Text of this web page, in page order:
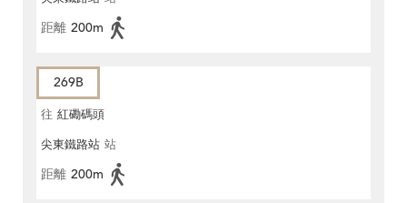
距離 200m
269B
往 紅磡碼頭
尖東鐵路站 站
距離 200m